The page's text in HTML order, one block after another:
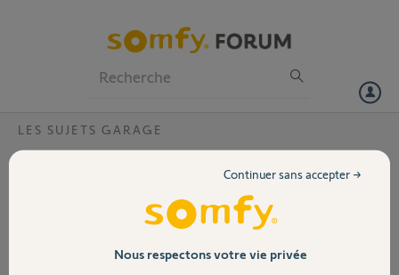
Volet
LES SUJETS GARAGE
remplacement 2eme telecommande
2eme telecommande morte
seule référence trouvée : KEYGO GX074
je n'ai pas la notice de la porte
Nous respectons votre vie privée
Continuer sans accepter →